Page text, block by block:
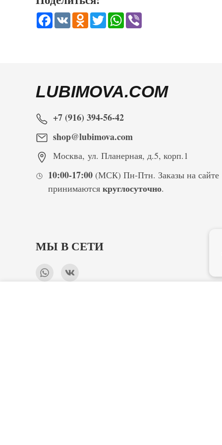
Facebook
VK Odnoklassniki
TwitterWhatsApp
LUBIMOVA.COM
+7 (916) 394-56-42
shop@lubimova.com
Москва, ул. Планерная, д.5, корп.1
10:00-17:00(МСК) Пн-Птн. Заказы на сайте
принимаются круглосуточно.
МЫ В СЕТИ